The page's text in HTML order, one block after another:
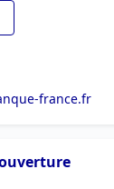
france.fr